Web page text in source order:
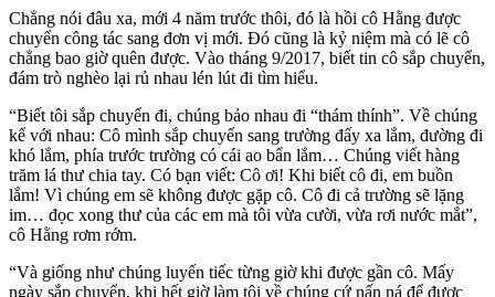
Chẳng nói đâu xa, mới 4 năm trước thôi, đó là hồi cô Hằng được
chuyển công tác sang đơn vị mới. Đó cũng là kỷ niệm mà có lẽ cô
chẳng bao giờ quên được. Vào tháng 9/2017, biết tin cô sắp chuyển,
đám trò nghèo lại rủ nhau lén lút đi tìm hiểu.
“Biết tôi sắp chuyển đi, chúng bảo nhau đi “thám thính”. Về chúng
kể với nhau: Cô mình sắp chuyển sang trường đấy xa lắm, đường đi
khó lắm, phía trước trường có cái ao bẩn lắm… Chúng viết hàng
trăm lá thư chia tay. Có bạn viết: Cô ơi! Khi biết cô đi, em buồn
lắm! Vì chúng em sẽ không được gặp cô. Cô đi cả trường sẽ lặng
im… đọc xong thư của các em mà tôi vừa cười, vừa rơi nước mắt”,
cô Hằng rơm rớm.
“Và giống như chúng luyến tiếc từng giờ khi được gần cô. Mấy
ngày sắp chuyển, khi hết giờ làm tôi về chúng cứ nấn ná để được